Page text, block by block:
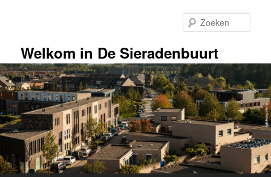
inhoudWelkom in De Sieradenbuurt